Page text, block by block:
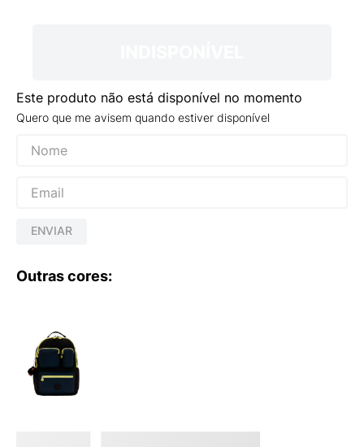
Este produto não está disponível no momento
Quero que me avisem quando estiver disponível
ENVIAR
Outras cores: